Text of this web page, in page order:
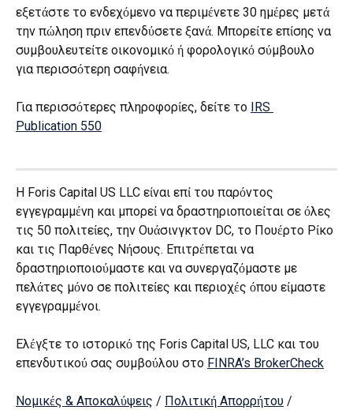
εξετάστε το ενδεχόμενο να περιμένετε 30 ημέρες μετά
την πώληση πριν επενδύσετε ξανά. Μπορείτε επίσης να
συμβουλευτείτε οικονομικό ή φορολογικό σύμβουλο
για περισσότερη σαφήνεια.
Για περισσότερες πληροφορίες, δείτε το
IRS
Publication 550
Η Foris Capital US LLC είναι επί του παρόντος
εγγεγραμμένη και μπορεί να δραστηριοποιείται σε όλες
τις 50 πολιτείες, την Ουάσινγκτον DC, το Πουέρτο Ρίκο
και τις Παρθένες Νήσους. Επιτρέπεται να
δραστηριοποιούμαστε και να συνεργαζόμαστε με
πελάτες μόνο σε πολιτείες και περιοχές όπου είμαστε
εγγεγραμμένοι.
Ελέγξτε το ιστορικό της Foris Capital US, LLC και του
επενδυτικού σας συμβούλου στο FINRA’s BrokerCheck
Νομικές & Αποκαλύψεις / Πολιτική Απορρήτου /